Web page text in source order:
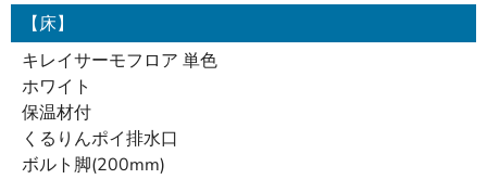
【床】
キレイサーモフロア 単色
ホワイト
保温材付
くるりんポイ排水口
ボルト脚(200mm)